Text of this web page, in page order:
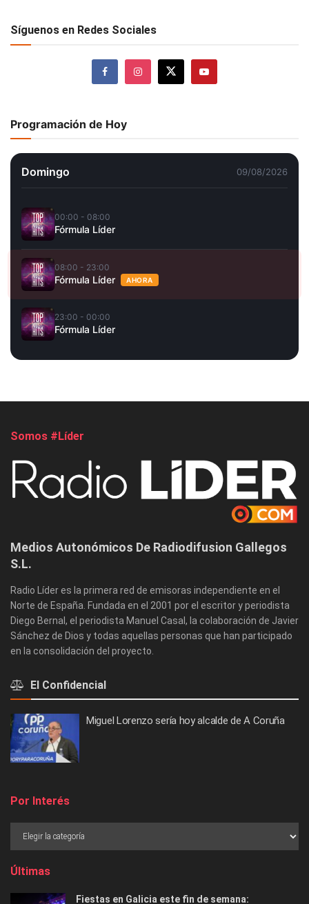
Síguenos en Redes Sociales
Programación de Hoy
Domingo 09/08/2026
00:00 - 08:00
Fórmula Líder
08:00 - 23:00
Fórmula Líder AHORA
23:00 - 00:00
Fórmula Líder
Somos #Líder
Medios Autonómicos De Radiodifusion Gallegos
S.L.
Radio Líder es la primera red de emisoras independiente en el
Norte de España. Fundada en el 2001 por el escritor y periodista
Diego Bernal, el periodista Manuel Casal, la colaboración de Javier
Sánchez de Dios y todas aquellas personas que han participado
en la consolidación del proyecto.
El Confidencial
Miguel Lorenzo sería hoy alcalde de A Coruña
Por Interés
Últimas
Fiestas en Galicia este fin de semana: